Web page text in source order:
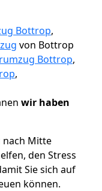
Bottrop,
von Bottrop
Bottrop,
,
wir haben
nach Mitte
den Stress
Sie sich auf
können.